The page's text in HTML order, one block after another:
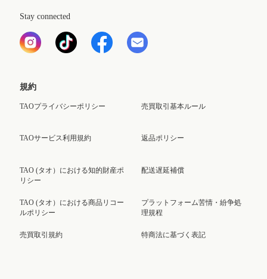
Stay connected
規約
TAOプライバシーポリシー
TAOサービス利用規約
TAO (タオ）における知的財産ポ
リシー
TAO (タオ）における商品リコー
ルポリシー
売買取引規約
売買取引基本ルール
返品ポリシー
配送遅延補償
プラットフォーム苦情・紛争処
理規程
特商法に基づく表記